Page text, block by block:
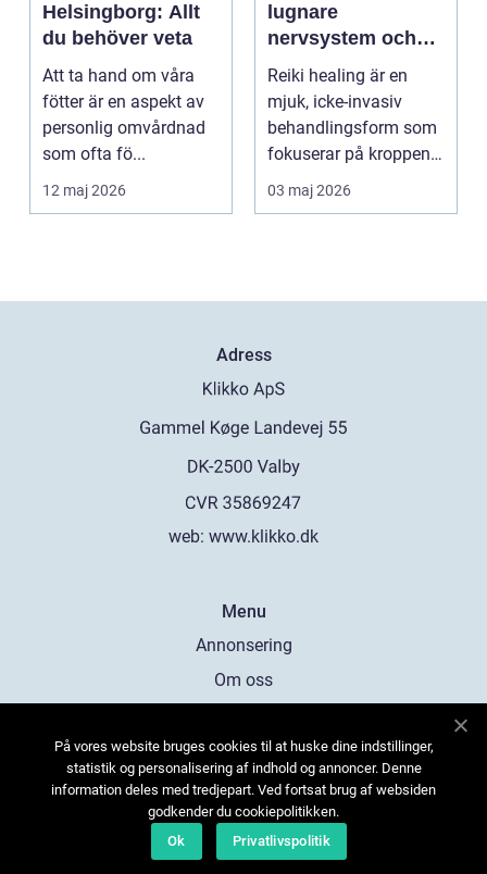
Helsingborg: Allt
du behöver veta
Att ta hand om våra
fötter är en aspekt av
personlig omvårdnad
som ofta fö...
12 maj 2026
lugnare
nervsystem och
djupare
återhämtning
Reiki healing är en
mjuk, icke-invasiv
behandlingsform som
fokuserar på kroppens
egen förmåga att lä...
03 maj 2026
Adress
web: www.klikko.dk
Menu
Annonsering
Om oss
Kontakta oss
Sitemap
På vores website bruges cookies til at huske dine indstillinger,
statistik og personalisering af indhold og annoncer. Denne
information deles med tredjepart. Ved fortsat brug af websiden
godkender du cookiepolitikken.
Ok
Privatlivspolitik